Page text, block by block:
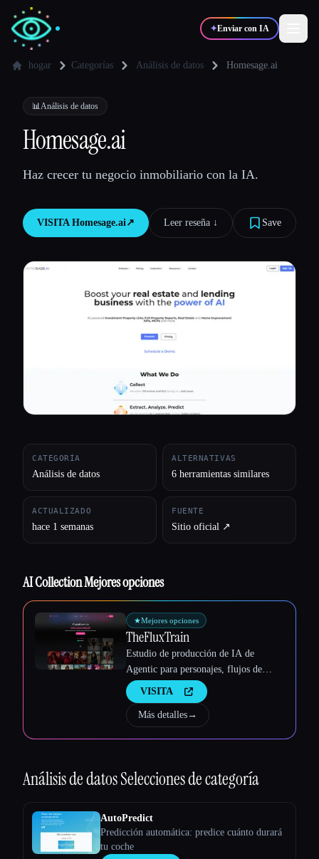
✦Enviar con IA
✍️Escritores
💻 Desarrolladores
hogar Categorías Análisis de datos Homesage.ai
📊Análisis de datos
Homesage.ai
Haz crecer tu negocio inmobiliario con la IA.
VISITA Homesage.ai↗︎ Leer reseña ↓︎ Save
CATEGORÍA
Análisis de datos
ALTERNATIVAS
6 herramientas similares
ACTUALIZADO
hace 1 semanas
FUENTE
Sitio oficial ↗︎
AI Collection Mejores opciones
★Mejores opciones
TheFluxTrain
Estudio de producción de IA de
Agentic para personajes, flujos de
trabajo y vídeos coherentes
VISITA
Más detalles→
Análisis de datosSelecciones de categoría
AutoPredict
Predicción automática: predice cuánto durará
tu coche